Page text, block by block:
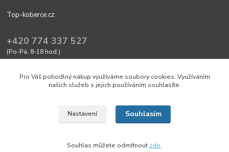
Top-koberce.cz
+420 774 337 527
(Po-Pá, 8-18 hod.)
Friendly shop with quality goods Top-koberce.cz
Pro Váš pohodlný nákup využíváme soubory cookies. Využíváním
našich služeb s jejich používáním souhlasíte.
Nastavení Souhlasím
Souhlas můžete odmítnout zde.